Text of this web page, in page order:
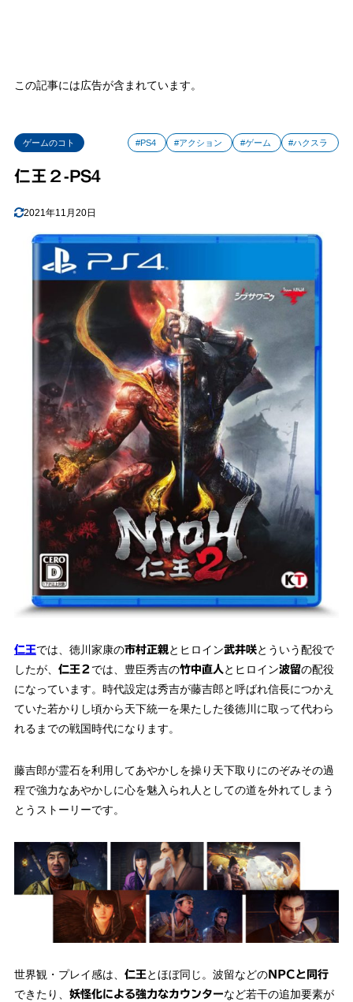
この記事には広告が含まれています。
ゲームのコト #PS4 #アクション #ゲーム #ハクスラ
仁王２-PS4
2021年11月20日
仁王では、徳川家康の市村正親とヒロイン武井咲とういう配役で
したが、 仁王２ では、豊臣秀吉の竹中直人 とヒロイン波留の配役
になっています。時代設定は秀吉が藤吉郎と呼ばれ信長につかえ
ていた若かりし頃から天下統一を果たした後徳川に取って代わら
れるまでの戦国時代になります。
藤吉郎が霊石を利用してあやかしを操り天下取りにのぞみその過
程で強力なあやかしに心を魅入られ人としての道を外れてしまう
とうストーリーです。
世界観・プレイ感は、 仁王 とほぼ同じ。波留などのNPCと同行
できたり、 妖怪化による強力なカウンターなど若干の追加要素が